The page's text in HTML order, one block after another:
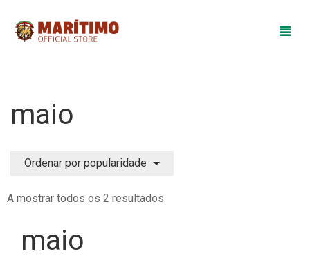
Equipamentos
Colégio do Marítimo
Cart
maio
Ordenar por popularidade
A mostrar todos os 2 resultados
maio